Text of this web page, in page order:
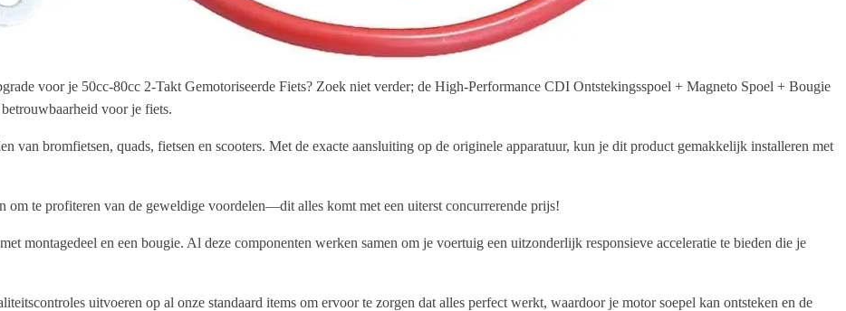
voor je 50cc-80cc 2-Takt Gemotoriseerde Fiets? Zoek niet verder; de High-Performance CDI Ontstekingsspoel + Magneto Spoel + Bougie
voor je fiets.
van bromfietsen, quads, fietsen en scooters. Met de exacte aansluiting op de originele apparatuur, kun je dit product gemakkelijk installeren met
te profiteren van de geweldige voordelen—dit alles komt met een uiterst concurrerende prijs!
montagedeel en een bougie. Al deze componenten werken samen om je voertuig een uitzonderlijk responsieve acceleratie te bieden die je
uitvoeren op al onze standaard items om ervoor te zorgen dat alles perfect werkt, waardoor je motor soepel kan ontsteken en de